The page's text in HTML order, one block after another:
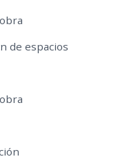
de espacios